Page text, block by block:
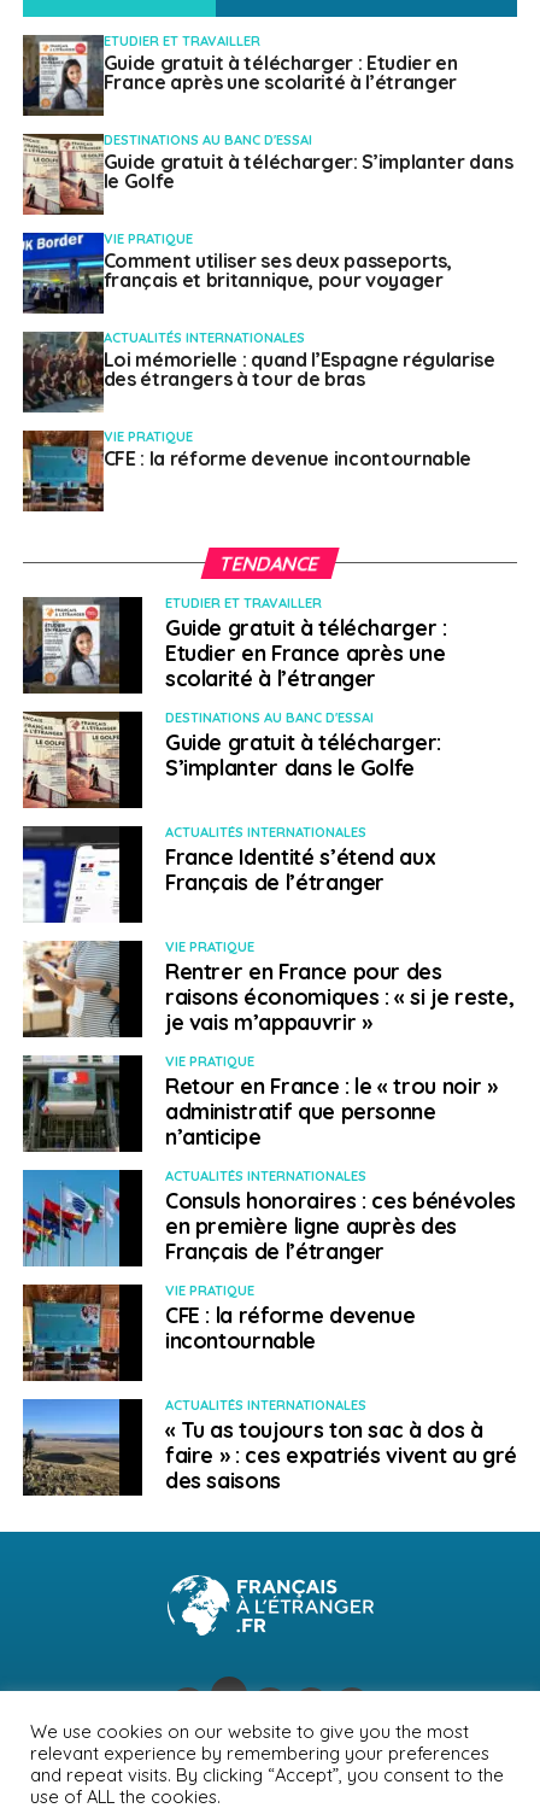
Un webinaire pour lancer son entreprise au
Canada
Dounia Chafi
ETUDIER ET TRAVAILLER
Guide gratuit à télécharger : Etudier en
France après une scolarité à l’étranger
DESTINATIONS AU BANC D'ESSAI
Guide gratuit à télécharger: S’implanter dans
le Golfe
VIE PRATIQUE
Comment utiliser ses deux passeports,
français et britannique, pour voyager
ACTUALITÉS INTERNATIONALES
Loi mémorielle : quand l’Espagne régularise
des étrangers à tour de bras
VIE PRATIQUE
CFE : la réforme devenue incontournable
TENDANCE
ETUDIER ET TRAVAILLER
Guide gratuit à télécharger :
Etudier en France après une
scolarité à l’étranger
DESTINATIONS AU BANC D'ESSAI
Guide gratuit à télécharger:
S’implanter dans le Golfe
ACTUALITÉS INTERNATIONALES
France Identité s’étend aux
Français de l’étranger
VIE PRATIQUE
Rentrer en France pour des
raisons économiques : « si je reste,
je vais m’appauvrir »
VIE PRATIQUE
Retour en France : le « trou noir »
administratif que personne
n’anticipe
ACTUALITÉS INTERNATIONALES
Consuls honoraires : ces bénévoles
en première ligne auprès des
Français de l’étranger
VIE PRATIQUE
CFE : la réforme devenue
incontournable
ACTUALITÉS INTERNATIONALES
« Tu as toujours ton sac à dos à
faire » : ces expatriés vivent au gré
des saisons
NEWSLETTER PUBLICITÉ CONTACTS
MENTIONS LÉGALES
POLITIQUE DE CONFIDENTIALITÉ
We use cookies on our website to give you the most
relevant experience by remembering your preferences
and repeat visits. By clicking “Accept”, you consent to the
use of ALL the cookies.